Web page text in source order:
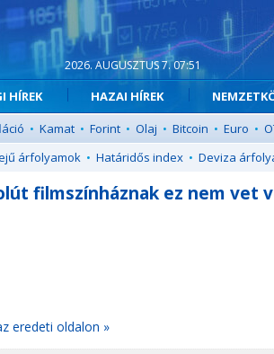
2026. AUGUSZTUS 7. 07:51
HÍREK HAZAI HÍREK
• Kamat • Forint • Olaj • Bitcoin • Euro •
árfolyamok • Határidős index • Deviza
filmszínháznak ez nem vet
eredeti oldalon »